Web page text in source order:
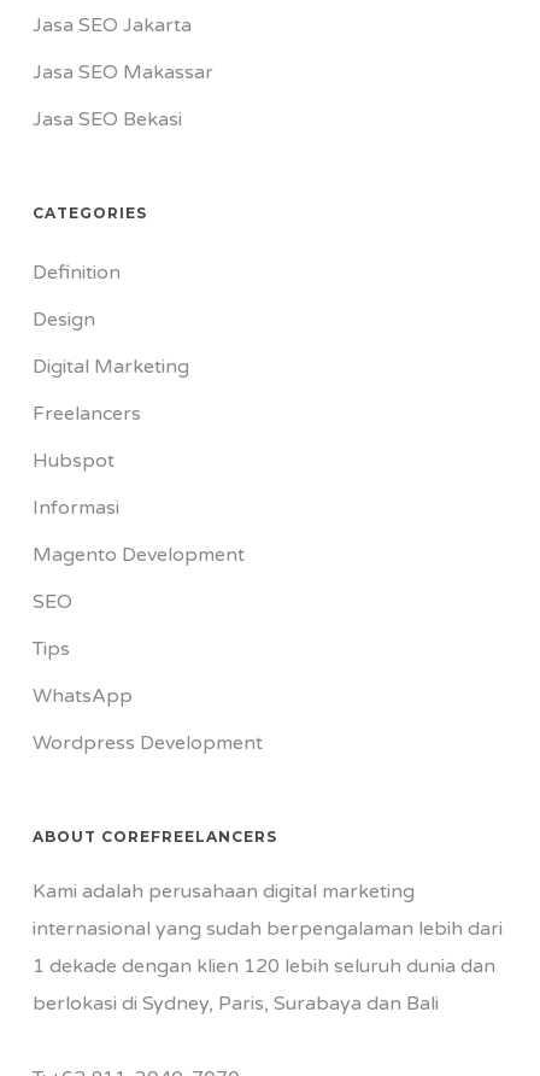
Jasa SEO Jakarta
Jasa SEO Makassar
Jasa SEO Bekasi
CATEGORIES
Definition
Design
Digital Marketing
Freelancers
Hubspot
Informasi
Magento Development
SEO
Tips
WhatsApp
Wordpress Development
ABOUT COREFREELANCERS
Kami adalah perusahaan digital marketing
internasional yang sudah berpengalaman lebih dari
1 dekade dengan klien 120 lebih seluruh dunia dan
berlokasi di Sydney, Paris, Surabaya dan Bali